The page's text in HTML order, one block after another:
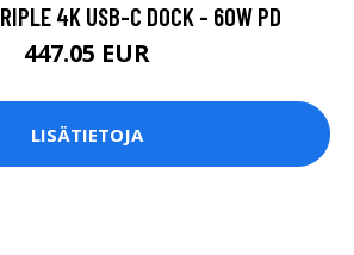
4K USB-C DOCK - 60W PD
447.05 EUR
LISÄTIETOJA